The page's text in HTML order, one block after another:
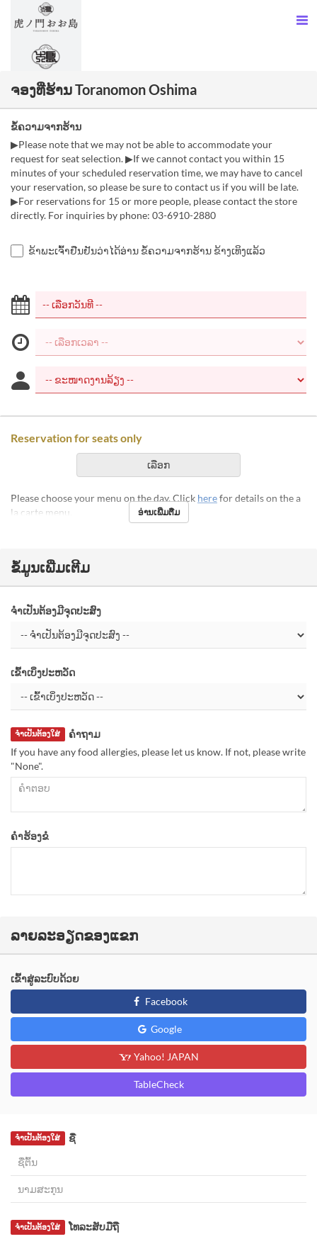
ຈອງທີ່ຮ້ານ Toranomon Oshima
ຂໍ້ຄວາມຈາກຮ້ານ
▶Please note that we may not be able to accommodate your
request for seat selection. ▶If we cannot contact you within 15
minutes of your scheduled reservation time, we may have to cancel
your reservation, so please be sure to contact us if you will be late.
▶For reservations for 15 or more people, please contact the store
directly. For inquiries by phone: 03-6910-2880
ຂ້າພະເຈົ້າຢືນຢັນວ່າໄດ້ອ່ານ ຂໍ້ຄວາມຈາກຮ້ານ ຂ້າງເທິງແລ້ວ
Reservation for seats only
ເລືອກ
Please choose your menu on the day. Click herefor details on the a
la carte menu.
ອ່ານເພີ່ມຕື່ມ
ຂໍ້ມູນເພີ່ມເຕີມ
ຈຳເປັນຕ້ອງມີຈຸດປະສົງ
ເຂົ້າເບິ່ງປະຫວັດ
ຄຳຖາມ
ຈຳເປັນຕ້ອງໃສ່
If you have any food allergies, please let us know. If not, please write
"None".
ຄຳຮ້ອງຂໍ
ລາຍລະອຽດຂອງແຂກ
ເຂົ້າສູ່ລະບົບດ້ວຍ
Facebook
Google
Yahoo! JAPAN
TableCheck
ຊື່
ຈຳເປັນຕ້ອງໃສ່
ໂທລະສັບມືຖື
ຈຳເປັນຕ້ອງໃສ່